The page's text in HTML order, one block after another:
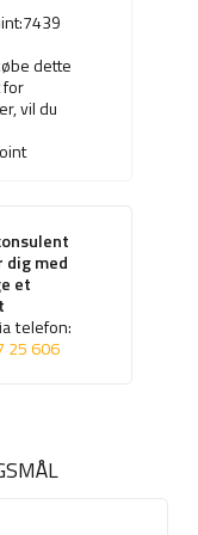
7439
dette
for
vil du
med
et
telefon:
25 606